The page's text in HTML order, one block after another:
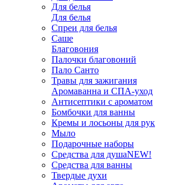
Для белья
Для белья
Спреи для белья
Саше
Благовония
Палочки благовоний
Пало Санто
Травы для зажигания
Аромаванна и СПА-уход
Антисептики с ароматом
Бомбочки для ванны
Кремы и лосьоны для рук
Мыло
Подарочные наборы
Средства для душаNEW!
Средства для ванны
Твердые духи